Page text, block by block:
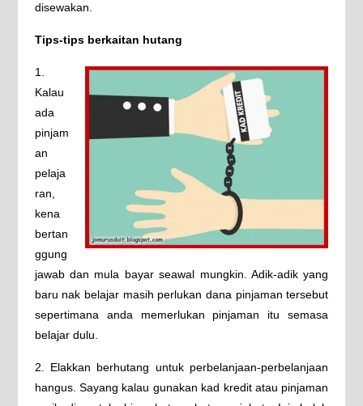
disewakan.
Tips-tips berkaitan hutang
1.
Kalau
ada
pinjam
an
pelaja
ran,
kena
bertan
ggung
jawab dan mula bayar seawal mungkin. Adik-adik yang
baru nak belajar masih perlukan dana pinjaman tersebut
sepertimana anda memerlukan pinjaman itu semasa
belajar dulu.
2. Elakkan berhutang untuk perbelanjaan-perbelanjaan
hangus. Sayang kalau gunakan kad kredit atau pinjaman